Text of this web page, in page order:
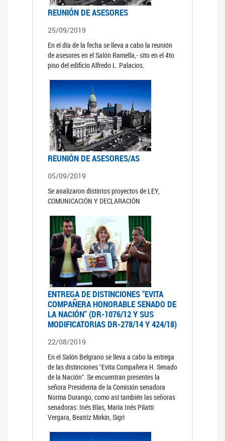
REUNIÓN DE ASESORES
25/09/2019
En el día de la fecha se lleva a cabo la reunión
de asesores en el Salón Ramella,- sito en el 4to
piso del edificio Alfredo L. Palacios.
REUNIÓN DE ASESORES/AS
05/09/2019
Se analizaron distintos proyectos de LEY,
COMUNICACIÓN Y DECLARACIÓN
ENTREGA DE DISTINCIONES "EVITA
COMPAÑERA HONORABLE SENADO DE
LA NACIÓN" (DR-1076/12 Y SUS
MODIFICATORIAS DR-278/14 Y 424/18)
22/08/2019
En el Salón Belgrano se lleva a cabo la entrega
de las distinciones "Evita Compañera H. Senado
de la Nación". Se encuentran presentes la
señora Presidenta de la Comisión senadora
Norma Durango, como así también las señoras
senadoras: Inés Blas, María Inés Pilatti
Vergara, Beatriz Mirkin, Sigri